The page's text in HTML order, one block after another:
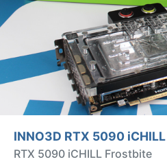
INNO3D RTX 5090
RTX 5090 iCHILL Frostbite